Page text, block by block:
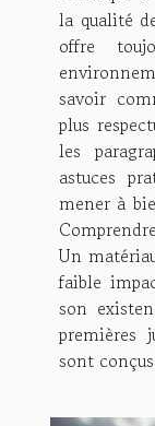
la qualité
offre
savoir
plus
les
astuces
mener à
Un
faible
son
premières
sont